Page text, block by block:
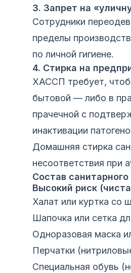
3. Запрет на
Сотрудники
пределы
по личной гигиене.
4. Стирка на
ХАССП требует,
бытовой — либо в
прачечной с
инактивации
Домашняя стирка
несоответствия при
Состав
Высокий риск
Халат или куртка со
Шапочка или сетка
Одноразовая маска
Перчатки
Специальная обувь